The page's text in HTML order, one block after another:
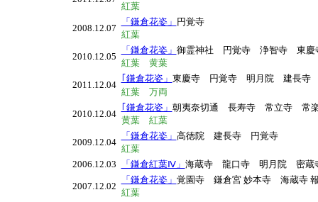
紅葉
2008.12.07
「鎌倉花姿」 円覚寺
紅葉
2010.12.05
「鎌倉花姿」 御霊神社 円覚寺 浄智寺 東
紅葉 黄葉
2011.12.04
｢鎌倉花姿」 東慶寺 円覚寺 明月院 建長
紅葉 万両
2010.12.04
｢鎌倉花姿」 朝夷奈切通 長寿寺 常立寺
黄葉 紅葉
2009.12.04
「鎌倉花姿」 高徳院 建長寺 円覚寺
紅葉
2006.12.03
「鎌倉紅葉Ⅳ」 海蔵寺 龍口寺 明月院 密蔵
2007.12.02
「鎌倉花姿」 覚園寺 鎌倉宮 妙本寺 海蔵寺
紅葉